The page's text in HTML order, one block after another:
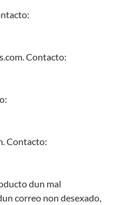
. Contacto:
. Contacto:
dun mal
correo non desexado,